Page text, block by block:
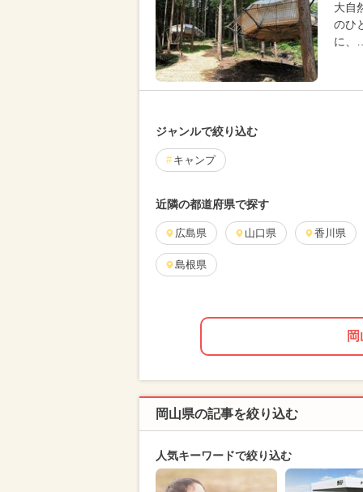
大自
のひ
に、…
ジャンルで絞り込む
キャンプ
近隣の都道府県で探す
広島県 山口県 香川県
島根県
岡山県の記事を絞り込む
人気キーワードで絞り込む